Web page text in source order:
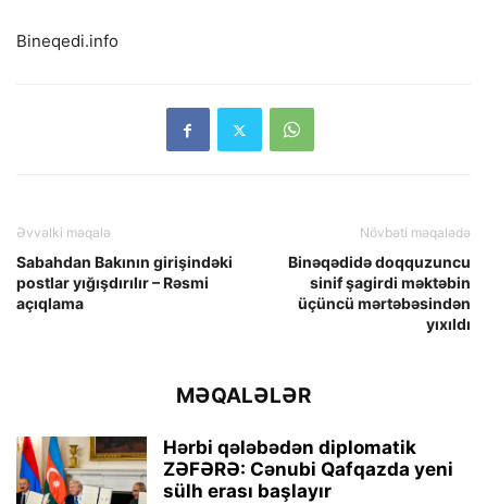
Bineqedi.info
Əvvəlki məqalə
Sabahdan Bakının girişindəki
postlar yığışdırılır – Rəsmi
açıqlama
Növbəti məqalədə
Binəqədidə doqquzuncu
sinif şagirdi məktəbin
üçüncü mərtəbəsindən
yıxıldı
MƏQALƏLƏR
Hərbi qələbədən diplomatik
ZƏFƏRƏ: Cənubi Qafqazda yeni
sülh erası başlayır